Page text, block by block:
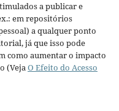
a publicar e
em repositórios
a qualquer ponto
já que isso pode
como aumentar o impacto
(VejaO Efeito do Acesso